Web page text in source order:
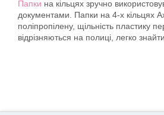
Папки на кільцях зручно
документами. Папки на 4-х кільцях
поліпропілену, щільність пластику
відрізняються на полиці, легко